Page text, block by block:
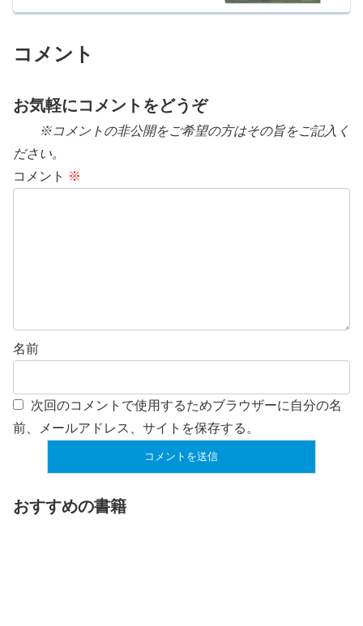
コメント
お気軽にコメントをどうぞ
※コメントの非公開をご希望の方はその旨をご記入く
ださい。
コメント ※
名前
次回のコメントで使用するためブラウザーに自分の名
前、メールアドレス、サイトを保存する。
おすすめの書籍